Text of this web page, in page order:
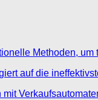
Methoden,
auf die